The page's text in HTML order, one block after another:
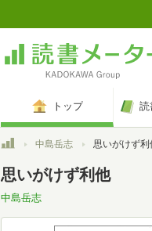
トップ 読
トップ中島岳志 思いがけず利
思いがけず利他
中島岳志